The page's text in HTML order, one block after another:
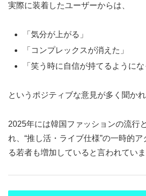
実際に装着したユーザーからは、
「気分が上がる」
「コンプレックスが消えた」
「笑う時に自信が持てるようにな
というポジティブな意見が多く聞かれ
2025年には韓国ファッションの流行
れ、“推し活・ライブ仕様”の一時的
る若者も増加していると言われていま